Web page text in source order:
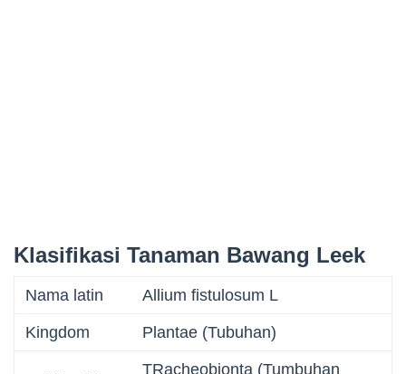
Klasifikasi Tanaman Bawang Leek
Nama latin Allium fistulosum L
Kingdom Plantae (Tubuhan)
TRacheobionta (Tumbuhan